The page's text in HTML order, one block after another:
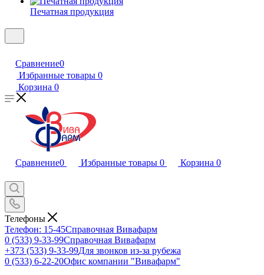
Печатная продукция
Сравнение0
Избранные товары 0
Корзина 0
Сравнение0 Избранные товары 0 Корзина 0
Телефоны
Телефон: 15-45Справочная Вивафарм
0 (533) 9-33-99Справочная Вивафарм
+373 (533) 9-33-99Для звонков из-за рубежа
0 (533) 6-22-20Офис компании "Вивафарм"